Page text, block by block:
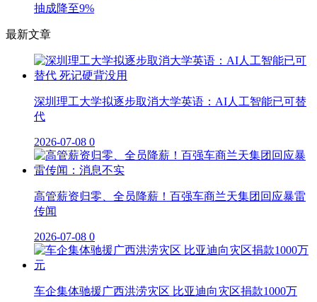
抽成降至9%
最新文章
深圳理工大学拟逐步取消大学英语：AI人工智能已可替
代
2026-07-08 0
高管薪资归零、全员降薪！百强车商兰天集团回应暴雷
传闻
2026-07-08 0
车企集体驰援广西洪涝灾区 比亚迪向灾区捐款1000万